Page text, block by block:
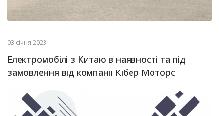
03 січня 2023
Електромобілі з Китаю в наявності та під
замовлення від компанії Кібер Моторс